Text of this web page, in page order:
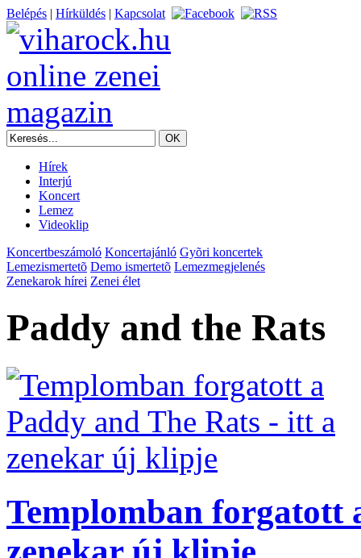
Belépés | Hírküldés | Kapcsolat
Hírek
Interjú
Koncert
Lemez
Videoklip
Koncertbeszámoló Koncertajánló Gyõri koncertek
Lemezismertetõ Demo ismertetõ Lemezmegjelenés
Zenekarok hírei Zenei élet
Paddy and the Rats
Templomban forgatott